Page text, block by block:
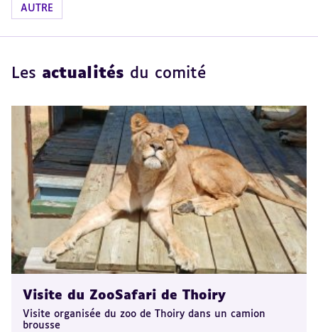
AUTRE
Les actualités du comité
Visite du ZooSafari de Thoiry
Visite organisée du zoo de Thoiry dans un camion
brousse